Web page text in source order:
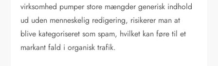
virksomhed pumper store mængder generisk indhold
ud uden menneskelig redigering, risikerer man at
blive kategoriseret som spam, hvilket kan føre til et
markant fald i organisk trafik.